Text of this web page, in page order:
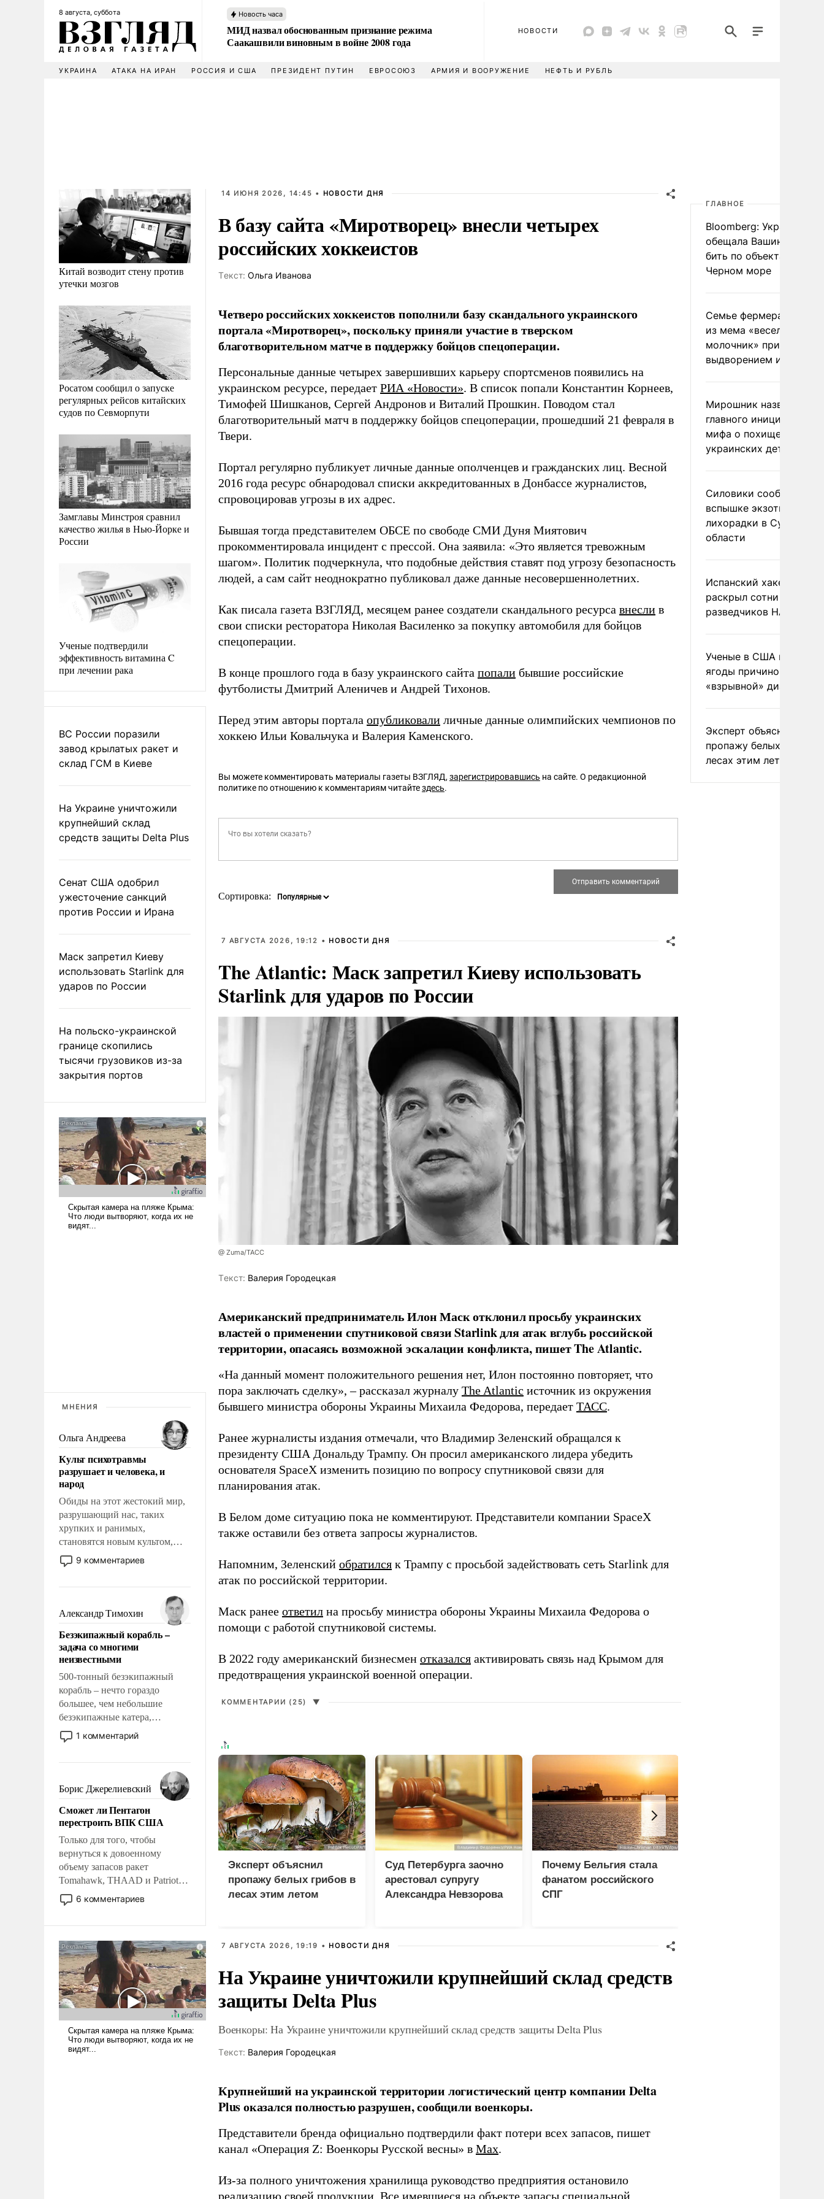
8 августа, суббота Новость часа
МИД назвал обоснованным признание режима
Саакашвили виновным в войне 2008 года
НОВОСТИ
УКРАИНА АТАКА НА ИРАН РОССИЯ И США ПРЕЗИДЕНТ ПУТИН ЕВРОСОЮЗ АРМИЯ И ВООРУЖЕНИЕ НЕФТЬ И РУБЛЬ
Китай возводит стену против
утечки мозгов
Росатом сообщил о запуске
регулярных рейсов китайских
судов по Севморпути
Замглавы Минстроя сравнил
качество жилья в Нью-Йорке и
России
Ученые подтвердили
эффективность витамина C
при лечении рака
ВС России поразили
завод крылатых ракет и
склад ГСМ в Киеве
На Украине уничтожили
крупнейший склад
средств защиты Delta Plus
Сенат США одобрил
ужесточение санкций
против России и Ирана
Маск запретил Киеву
использовать Starlink для
ударов по России
На польско-украинской
границе скопились
тысячи грузовиков из-за
закрытия портов
МНЕНИЯ
Ольга Андреева
Культ психотравмы
разрушает и человека, и
народ
Обиды на этот жестокий мир,
разрушающий нас, таких
хрупких и ранимых,
становятся новым культом,
постепенно вытесняя и
отменяя традиционное
мужественным и твердым под
ударами судьбы, брать на себя
ответственность, помогать
слабым, идти вперед и
адаптироваться.
9 комментариев
Александр Тимохин
Безэкипажный корабль –
задача со многими
неизвестными
500-тонный безэкипажный
корабль – нечто гораздо
большее, чем небольшие
безэкипажные катера,
применение которых уже
стало обыденностью. Задача по
сложна и амбициозна. Однако
и ее реализация радикально
поднимет наши боевые
возможности.
1 комментарий
Борис Джерелиевский
Сможет ли Пентагон
перестроить ВПК США
Только для того, чтобы
вернуться к довоенному
объему запасов ракет
Tomahawk, THAAD и Patriot
США потребуется более трех
лет. Даже небольшая война с
Сложившаяся ситуация
означает многолетний период
уязвимости США, например,
перед Китаем.
6 комментариев
14 ИЮНЯ 2026, 14:45 • НОВОСТИ ДНЯ
В базу сайта «Миротворец» внесли четырех
российских хоккеистов
Tекст: Ольга Иванова
Четверо российских хоккеистов пополнили базу скандального украинского
портала «Миротворец», поскольку приняли участие в тверском
благотворительном матче в поддержку бойцов спецоперации.
Персональные данные четырех завершивших карьеру спортсменов появились на
украинском ресурсе, передает РИА «Новости». В список попали Константин Корнеев,
Тимофей Шишканов, Сергей Андронов и Виталий Прошкин. Поводом стал
благотворительный матч в поддержку бойцов спецоперации, прошедший 21 февраля в
Твери.
Портал регулярно публикует личные данные ополченцев и гражданских лиц. Весной
2016 года ресурс обнародовал списки аккредитованных в Донбассе журналистов,
спровоцировав угрозы в их адрес.
Бывшая тогда представителем ОБСЕ по свободе СМИ Дуня Миятович
прокомментировала инцидент с прессой. Она заявила: «Это является тревожным
шагом». Политик подчеркнула, что подобные действия ставят под угрозу безопасность
людей, а сам сайт неоднократно публиковал даже данные несовершеннолетних.
Как писала газета ВЗГЛЯД, месяцем ранее создатели скандального ресурса внесли в
свои списки ресторатора Николая Василенко за покупку автомобиля для бойцов
спецоперации.
В конце прошлого года в базу украинского сайта попали бывшие российские
футболисты Дмитрий Аленичев и Андрей Тихонов.
Перед этим авторы портала опубликовали личные данные олимпийских чемпионов по
хоккею Ильи Ковальчука и Валерия Каменского.
Вы можете комментировать материалы газеты ВЗГЛЯД, зарегистрировавшись на сайте. О редакционной
политике по отношению к комментариям читайтездесь.
Сортировка:
7 АВГУСТА 2026, 19:12 • НОВОСТИ ДНЯ
The Atlantic: Маск запретил Киеву использовать
Starlink для ударов по России
@ Zuma/ТАСС
Tекст: Валерия Городецкая
Американский предприниматель Илон Маск отклонил просьбу украинских
властей о применении спутниковой связи Starlink для атак вглубь российской
территории, опасаясь возможной эскалации конфликта, пишет The Atlantic.
«На данный момент положительного решения нет, Илон постоянно повторяет, что
пора заключать сделку», – рассказал журналу The Atlantic источник из окружения
бывшего министра обороны Украины Михаила Федорова, передает ТАСС.
Ранее журналисты издания отмечали, что Владимир Зеленский обращался к
президенту США Дональду Трампу. Он просил американского лидера убедить
основателя SpaceX изменить позицию по вопросу спутниковой связи для
планирования атак.
В Белом доме ситуацию пока не комментируют. Представители компании SpaceX
также оставили без ответа запросы журналистов.
Напомним, Зеленский обратился к Трампу с просьбой задействовать сеть Starlink для
атак по российской территории.
Маск ранее ответил на просьбу министра обороны Украины Михаила Федорова о
помощи с работой спутниковой системы.
В 2022 году американский бизнесмен отказался активировать связь над Крымом для
предотвращения украинской военной операции.
КОММЕНТАРИИ (25) ▼
Эксперт объяснил
пропажу белых грибов в
лесах этим летом
Суд Петербурга заочно
арестовал супругу
Александра Невзорова
Почему Бельгия стала
фанатом российского
СПГ
7 АВГУСТА 2026, 19:19 • НОВОСТИ ДНЯ
На Украине уничтожили крупнейший склад средств
защиты Delta Plus
Военкоры: На Украине уничтожили крупнейший склад средств защиты Delta Plus
Tекст: Валерия Городецкая
Крупнейший на украинской территории логистический центр компании Delta
Plus оказался полностью разрушен, сообщили военкоры.
Представители бренда официально подтвердили факт потери всех запасов, пишет
канал «Операция Z: Военкоры Русской весны» в Max.
Из-за полного уничтожения хранилища руководство предприятия остановило
реализацию своей продукции. Все имевшиеся на объекте запасы специальной
ГЛАВНОЕ
Bloomberg: Украина
обещала Вашингтону не
бить по объектам КТК в
Черном море
Семье фермера
из мема «веселый
молочник» пригрозили
выдворением из
Мирошник назвал
главного инициатора
мифа о похищении
украинских детей
Силовики сообщили о
вспышке экзотической
лихорадки в Сумской
области
Испанский хакер Хиль
раскрыл сотни
разведчиков НАТО и
Ученые в США назвали
ягоды причиной
«взрывной» диареи
Эксперт объяснил
пропажу белых грибов
лесах этим летом